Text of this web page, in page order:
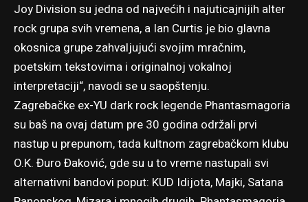
Joy Division su jedna od najvećih i najuticajnijih alter
rock grupa svih vremena, a Ian Curtis je bio glavna
okosnica grupe zahvaljujući svojim mračnim,
poetskim tekstovima i originalnoj vokalnoj
interpretaciji“, navodi se u saopštenju.
Zagrebačke ex-YU dark rock legende Phantasmagoria
su baš na ovaj datum pre 30 godina održali prvi
nastup u prepunom, tada kultnom zagrebačkom klubu
O.K. Đuro Đaković, gde su u to vreme nastupali svi
alternativni bandovi poput: KUD Idijota, Majki, Satana